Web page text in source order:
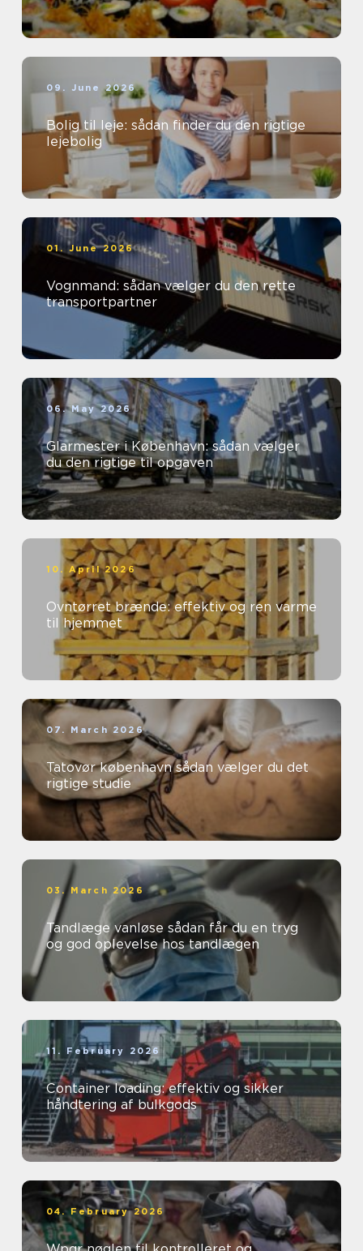
09. June 2026
Bolig til leje: sådan finder du den rigtige
lejebolig
01. June 2026
Vognmand: sådan vælger du den rette
transportpartner
06. May 2026
Glarmester i København: sådan vælger
du den rigtige til opgaven
10. April 2026
Ovntørret brænde: effektiv og ren varme
til hjemmet
07. March 2026
Tatovør københavn sådan vælger du det
rigtige studie
03. March 2026
Tandlæge vanløse sådan får du en tryg
og god oplevelse hos tandlægen
11. February 2026
Container loading: effektiv og sikker
håndtering af bulkgods
04. February 2026